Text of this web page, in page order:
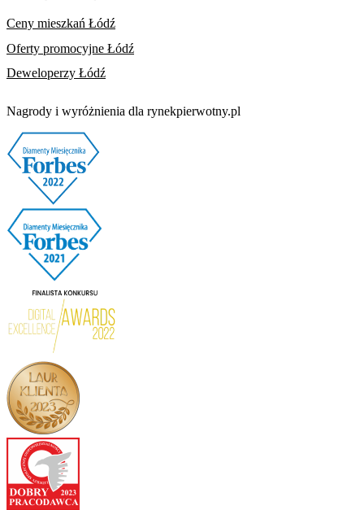
Ceny mieszkań Łódź
Oferty promocyjne Łódź
Deweloperzy Łódź
Nagrody i wyróżnienia dla rynekpierwotny.pl